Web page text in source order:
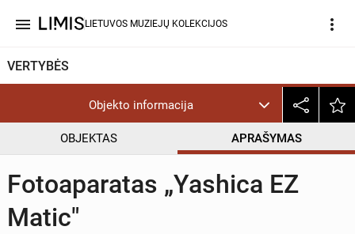
menu LIETUVOS MUZIEJŲ KOLEKCIJOS more_vert
VERTYBĖS
Objekto informacija
OBJEKTAS APRAŠYMAS
Fotoaparatas „Yashica EZ
Matic"